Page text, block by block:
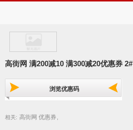
高街网 满200减10 满300减20优惠券 2#
浏览优惠码
相关: 高街网 优惠券